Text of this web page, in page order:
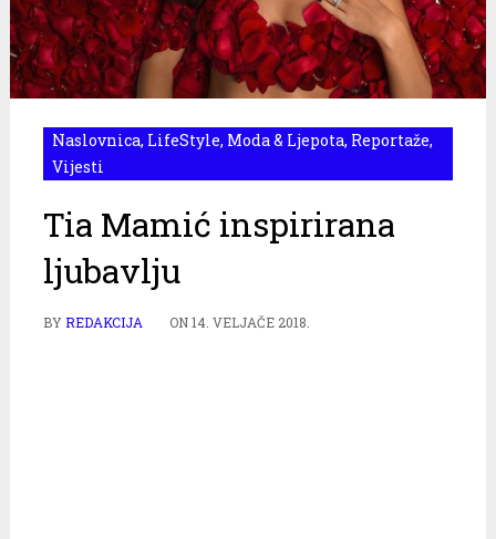
Naslovnica, LifeStyle, Moda & Ljepota, Reportaže,
Vijesti
Tia Mamić inspirirana
ljubavlju
BYREDAKCIJA ON14. VELJAČE 2018.